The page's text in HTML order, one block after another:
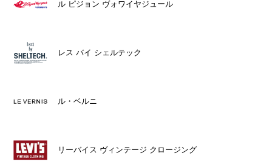
ル ピジョン ヴォワイヤジュール
レス バイ シェルテック
ル・ベルニ
リーバイス ヴィンテージ クロージング